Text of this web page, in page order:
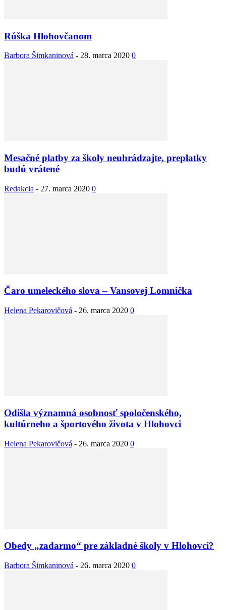
Rúška Hlohovčanom
Barbora Šimkaninová - 28. marca 2020 0
Mesačné platby za školy neuhrádzajte, preplatky
budú vrátené
Redakcia - 27. marca 2020 0
Čaro umeleckého slova – Vansovej Lomnička
Helena Pekarovičová - 26. marca 2020 0
Odišla významná osobnosť spoločenského,
kultúrneho a športového života v Hlohovci
Helena Pekarovičová - 26. marca 2020 0
Obedy „zadarmo“ pre základné školy v Hlohovci?
Barbora Šimkaninová - 26. marca 2020 0